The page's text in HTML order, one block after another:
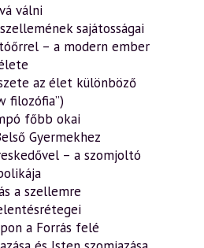
válni
sajátosságai
– a modern ember
az élet különböző
filozófia”)
főbb okai
Gyermekhez
– a szomjoltó
a szellemre
a Forrás felé